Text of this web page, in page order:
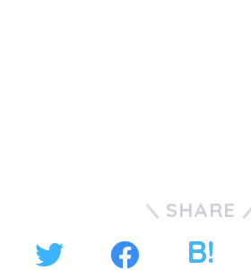
SHARE